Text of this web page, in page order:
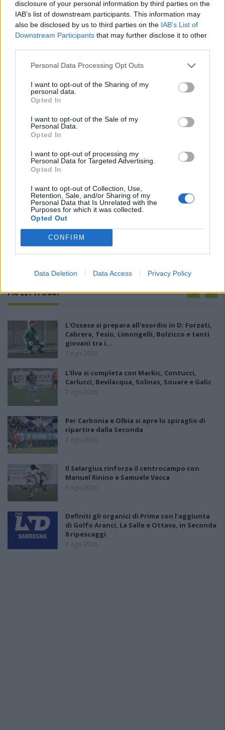
disclosure of your personal information by third parties on the
IAB’s list of downstream participants. This information may
also be disclosed by us to third parties on the IAB’s List of
Downstream Participants that may further disclose it to other
Personal Data Processing Opt Outs
I want to opt-out of the Sharing of my
personal data.
Opted In
I want to opt-out of the Sale of my
Personal Data.
Opted In
I want to opt-out of processing my
Personal Data for Targeted Advertising.
Opted In
I want to opt-out of Collection, Use,
Retention, Sale, and/or Sharing of my
Personal Data that Is Unrelated with the
Purposes for which it was collected.
Opted Out
CONFIRM
Data Deletion Data Access Privacy Policy
PIÙ LETTI OGGI
L'Ossese si prepara all'esordio in D: Forzati,
Cabrera, Tesio, Limongelli, Bolzicco e tanti
giovani tra i…
7 Ago 2026
L'Ilva si completa con Markic, Contucci,
Carlucci, Bevilacqua, Solinas, Souare e Galic
7 Ago 2026
Per Carbonia e Olbia si apre lo spiraglio di
ripartire dalla Seconda
7 Ago 2026
Il Selargius rinforza il centrocampo con
Manuel Rinino e Samuele Vacca
6 Ago 2026
Definiti gli organici di Prima con l'aggiunta
di Golfo Aranci, La Salle e Ottava, in Seconda
8 ripescaggi
7 Ago 2026